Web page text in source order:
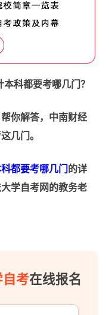
本科都要考哪几门？
你解答， 中南财经
几门。
都要考哪几门 的详
学自考网的教务老
考在线报名